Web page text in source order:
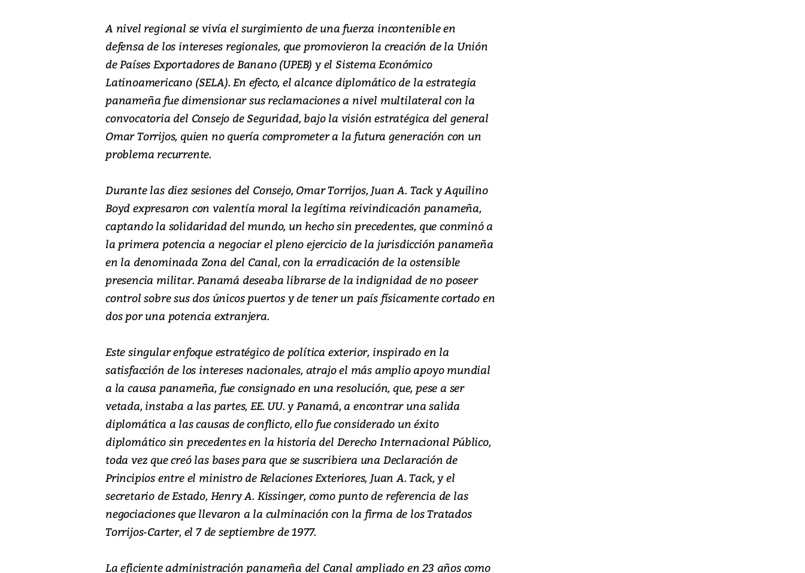
A nivel regional se vivía el surgimiento de una fuerza incontenible en
defensa de los intereses regionales, que promovieron la creación de la Unión
de Países Exportadores de Banano (UPEB) y el Sistema Económico
Latinoamericano (SELA). En efecto, el alcance diplomático de la estrategia
panameña fue dimensionar sus reclamaciones a nivel multilateral con la
convocatoria del Consejo de Seguridad, bajo la visión estratégica del general
Omar Torrijos, quien no quería comprometer a la futura generación con un
problema recurrente.
Durante las diez sesiones del Consejo, Omar Torrijos, Juan A. Tack y Aquilino
Boyd expresaron con valentía moral la legítima reivindicación panameña,
captando la solidaridad del mundo, un hecho sin precedentes, que conminó a
la primera potencia a negociar el pleno ejercicio de la jurisdicción panameña
en la denominada Zona del Canal, con la erradicación de la ostensible
presencia militar. Panamá deseaba librarse de la indignidad de no poseer
control sobre sus dos únicos puertos y de tener un país físicamente cortado en
dos por una potencia extranjera.
Este singular enfoque estratégico de política exterior, inspirado en la
satisfacción de los intereses nacionales, atrajo el más amplio apoyo mundial
a la causa panameña, fue consignado en una resolución, que, pese a ser
vetada, instaba a las partes, EE. UU. y Panamá, a encontrar una salida
diplomática a las causas de conflicto, ello fue considerado un éxito
diplomático sin precedentes en la historia del Derecho Internacional Público,
toda vez que creó las bases para que se suscribiera una Declaración de
Principios entre el ministro de Relaciones Exteriores, Juan A. Tack, y el
secretario de Estado, Henry A. Kissinger, como punto de referencia de las
negociaciones que llevaron a la culminación con la firma de los Tratados
Torrijos-Carter, el 7 de septiembre de 1977.
La eficiente administración panameña del Canal ampliado en 23 años como